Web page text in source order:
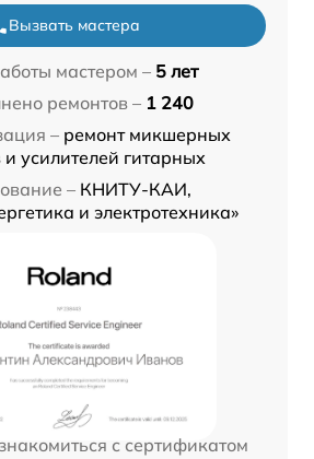
Вызвать мастера
мастером – 5 лет
ремонтов – 1 240
– ремонт микшерных
и усилителей гитарных
– КНИТУ-КАИ,
и электротехника»
с сертификатом